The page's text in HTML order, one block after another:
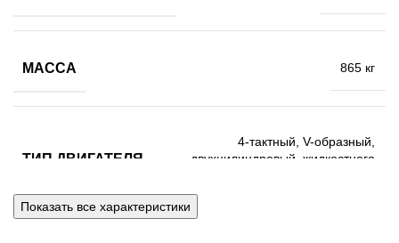
МАССА 865 кг
ТИП ДВИГАТЕЛЯ
4-тактный, V-образный,
двухцилиндровый, жидкостного
Показать все характеристики